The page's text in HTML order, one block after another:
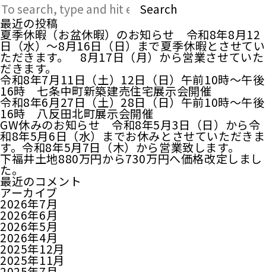
Search
最近の投稿
夏季休暇（お盆休暇）のお知らせ 令和8年8月12
日（水）～8月16日（日）まで夏季休暇とさせてい
ただきます。 8月17日（月）から営業させていた
だきます。
令和8年7月11日（土）12日（日）午前10時～午後
16時 七条中町新築建売住宅展示会開催
令和8年6月27日（土）28日（日）午前10時～午後
16時 八反田北町展示会開催
GW休みのお知らせ 令和8年5月3日（日）から令
和8年5月6日（水）までお休みとさせていただきま
す。令和8年5月7日（木）から営業致します。
下福井土地880万円から730万円へ価格改定しまし
た。
最近のコメント
アーカイブ
2026年7月
2026年6月
2026年5月
2026年4月
2025年12月
2025年11月